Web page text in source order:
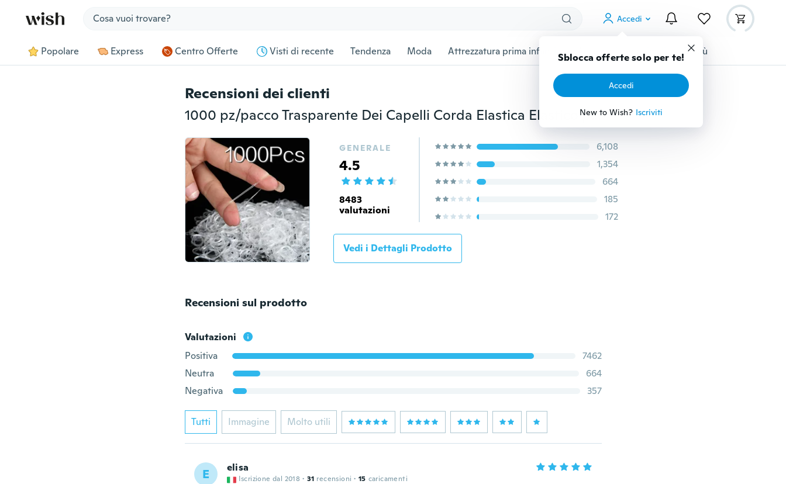
Accedi
Sblocca offerte solo per te!
Accedi
New to Wish? Iscriviti
Popolare Express Centro Offerte Visti di recente Tendenza Moda Attrezzatura prima infanzia Accessori per animali Di più
Recensioni dei clienti
1000 pz/pacco Trasparente Dei Capelli Corda Elastica Elastico per Le Donne Ragazze Legare Cravatta Coda di Cavallo Titolare Accessori Strumenti Per Lo Styling Dei Capelli
GENERALE
4.5
8483
valutazioni
6,108
1,354
664
185
172
Vedi i Dettagli Prodotto
Recensioni sul prodotto
Valutazioni
Positiva
7462
Neutra
664
Negativa
357
Tutti Immagine Molto utili
E elisa
Iscrizione dal 2018 · 31 recensioni · 15 caricamenti